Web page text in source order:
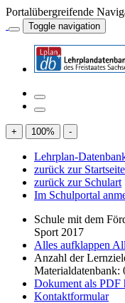
Portalübergreifende
Toggle navigation
+ 100% -
Lehrplan-
zurück zur Startseite
zurück zur Schulart
Im Schulportal
Schule mit dem
Sport 2017
Alles aufklappen
Anzahl der
Materialdatenbank:
Dokument als PDF
Kontaktformular